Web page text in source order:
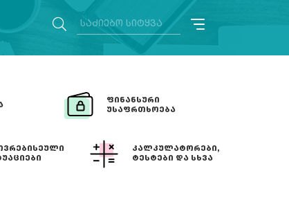
ᲤᲘᲜᲐᲜᲡᲣᲠᲘ
ᲣᲡᲐᲤᲠᲗᲮᲝᲔᲑᲐ
ᲙᲐᲚᲙᲣᲚᲐᲢᲝᲠᲔᲑᲘ,
ᲢᲔᲡᲢᲔᲑᲘ ᲓᲐ ᲡᲮᲕᲐ